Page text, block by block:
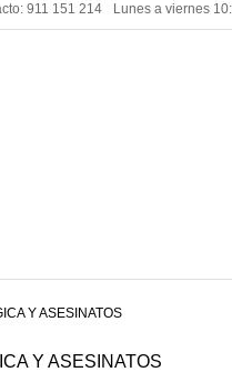
911 151 214 Lunes a viernes
Y ASESINATOS